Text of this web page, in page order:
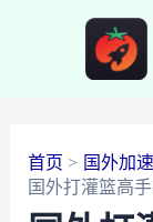
首页
国外加
国外打灌篮高